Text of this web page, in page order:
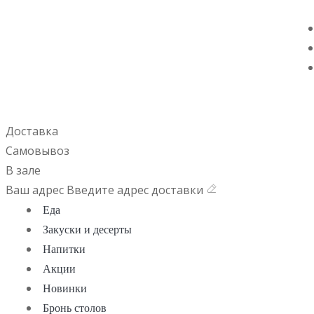
Доставка
Самовывоз
В зале
Ваш адрес Введите адрес доставки
Еда
Закуски и десерты
Напитки
Акции
Новинки
Бронь столов